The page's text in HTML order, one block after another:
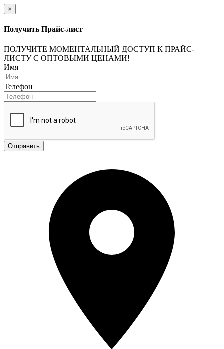
×
Получить Прайс-лист
ПОЛУЧИТЕ МОМЕНТАЛЬНЫЙ ДОСТУП К ПРАЙС-
ЛИСТУ С ОПТОВЫМИ ЦЕНАМИ!
Имя
Телефон
Отправить